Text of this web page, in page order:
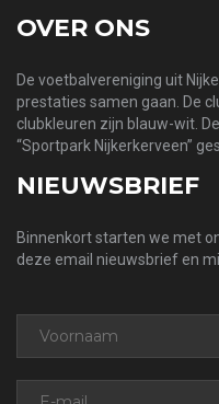
OVER ONS
De voetbalvereniging uit
prestaties samen gaan. De
clubkleuren zijn blauw-wit.
“Sportpark Nijkerkerveen”
NIEUWSBRIEF
Binnenkort starten we met
deze email nieuwsbrief en